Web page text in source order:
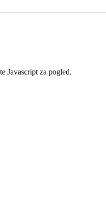
Javascript za pogled.